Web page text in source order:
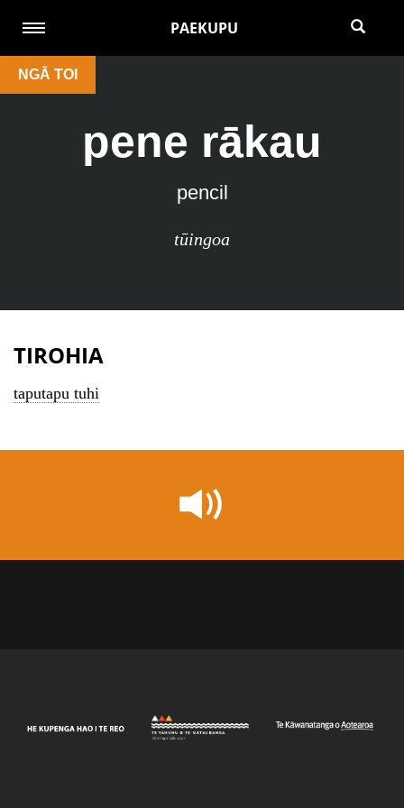
PAEKUPU
NGĀ TOI
pene rākau
pencil
tūingoa
TIROHIA
taputapu tuhi